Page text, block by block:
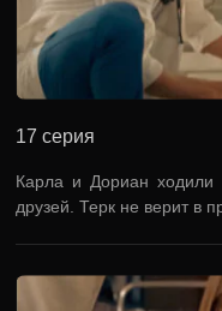
17 серия
Карла и Дориан ходили
друзей. Терк не верит в